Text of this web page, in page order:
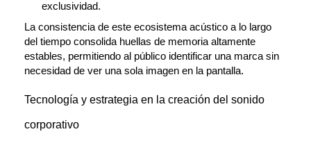
exclusividad.
La consistencia de este ecosistema acústico a lo largo
del tiempo consolida huellas de memoria altamente
estables, permitiendo al público identificar una marca sin
necesidad de ver una sola imagen en la pantalla.
Tecnología y estrategia en la creación del sonido
corporativo